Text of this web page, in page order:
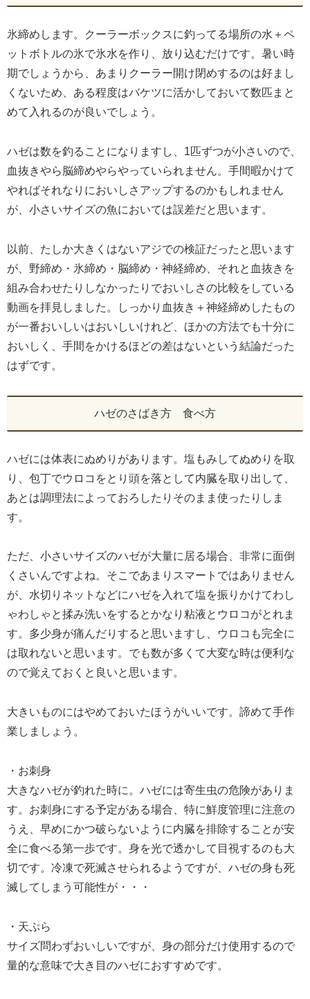
氷締めします。クーラーボックスに釣ってる場所の水＋ペ
ットボトルの氷で氷水を作り、放り込むだけです。暑い時
期でしょうから、あまりクーラー開け閉めするのは好まし
くないため、ある程度はバケツに活かしておいて数匹まと
めて入れるのが良いでしょう。
ハゼは数を釣ることになりますし、1匹ずつが小さいので、
血抜きやら脳締めやらやっていられません。手間暇かけて
やればそれなりにおいしさアップするのかもしれません
が、小さいサイズの魚においては誤差だと思います。
以前、たしか大きくはないアジでの検証だったと思います
が、野締め・氷締め・脳締め・神経締め、それと血抜きを
組み合わせたりしなかったりでおいしさの比較をしている
動画を拝見しました。しっかり血抜き＋神経締めしたもの
が一番おいしいはおいしいけれど、ほかの方法でも十分に
おいしく、手間をかけるほどの差はないという結論だった
はずです。
ハゼのさばき方 食べ方
ハゼには体表にぬめりがあります。塩もみしてぬめりを取
り、包丁でウロコをとり頭を落として内臓を取り出して、
あとは調理法によっておろしたりそのまま使ったりしま
す。
ただ、小さいサイズのハゼが大量に居る場合、非常に面倒
くさいんですよね。そこであまりスマートではありません
が、水切りネットなどにハゼを入れて塩を振りかけてわし
ゃわしゃと揉み洗いをするとかなり粘液とウロコがとれま
す。多少身が痛んだりすると思いますし、ウロコも完全に
は取れないと思います。でも数が多くて大変な時は便利な
ので覚えておくと良いと思います。
大きいものにはやめておいたほうがいいです。諦めて手作
業しましょう。
・お刺身
大きなハゼが釣れた時に。ハゼには寄生虫の危険がありま
す。お刺身にする予定がある場合、特に鮮度管理に注意の
うえ、早めにかつ破らないように内臓を排除することが安
全に食べる第一歩です。身を光で透かして目視するのも大
切です。冷凍で死滅させられるようですが、ハゼの身も死
滅してしまう可能性が・・・
・天ぷら
サイズ問わずおいしいですが、身の部分だけ使用するので
量的な意味で大き目のハゼにおすすめです。